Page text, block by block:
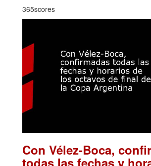
365scores
Con Vélez-Boca,